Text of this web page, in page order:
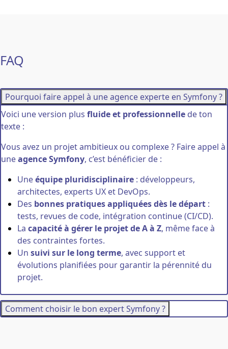
FAQ
Pourquoi faire appel à une agence experte en Symfony ?
Voici une version plus fluide et professionnelle de ton
texte :
Vous avez un projet ambitieux ou complexe ? Faire appel à
uneagence Symfony, c’est bénéficier de :
Uneéquipe pluridisciplinaire : développeurs,
architectes, experts UX et DevOps.
Des bonnes pratiques appliquées dès le départ :
tests, revues de code, intégration continue (CI/CD).
La capacité à gérer le projet de A à Z, même face à
des contraintes fortes.
Un suivi sur le long terme, avec support et
évolutions planifiées pour garantir la pérennité du
projet.
Comment choisir le bon expert Symfony ?